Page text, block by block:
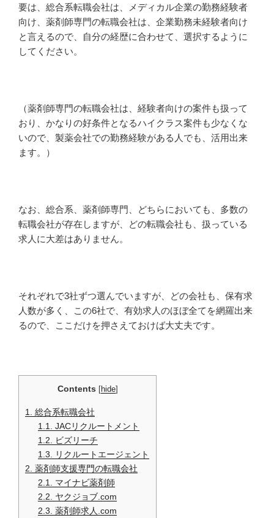
要は、総合系転職会社は、メディカル企業の勤務経験者
向け、薬剤師専門の転職会社は、企業勤務未経験者向け
と言えるので、自分の経歴に合わせて、選択するように
してください。
（薬剤師専門の転職会社は、経験者向けの案件も扱って
おり、かなりの好条件となるハイクラス案件も少なくな
いので、製薬会社での勤務経験がある人でも、活用出来
ます。）
なお、総合系、薬剤師専門、どちらにおいても、多数の
転職会社が存在しますが、どの転職会社も、扱っている
求人に大差はありません。
それぞれで3社ずつ選んでいますが、どの会社も、保有求
人数が多く、この6社で、有効求人のほぼ全てを網羅出来
るので、ここだけを押さえておけば大丈夫です。
Contents [hide]
1.
総合系転職会社
1.1.
JACリクルートメント
1.2.
ビズリーチ
1.3.
リクルートエージェント
2. 薬剤師支援専門の転職会社
2.1.
マイナビ薬剤師
2.2.
ヤクジョブ.com
2.3. 薬剤師求人.com